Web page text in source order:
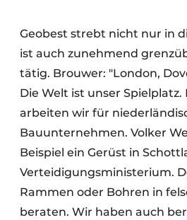
Geobest strebt nicht nur in
ist auch zunehmend
tätig. Brouwer: "London,
Die Welt ist unser Spielplatz.
arbeiten wir für
Bauunternehmen. Volker
Beispiel ein Gerüst in
Verteidigungsministerium.
Rammen oder Bohren in
beraten. Wir haben auch